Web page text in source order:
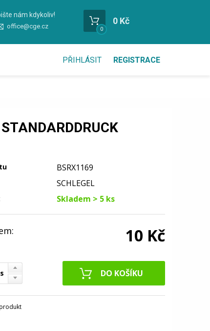
nám kdykoliv!
office@cge.cz 0
0 Kč
PŘIHLÁSIT REGISTRACE
BSRX1169
SCHLEGEL
Skladem > 5 ks
10 Kč